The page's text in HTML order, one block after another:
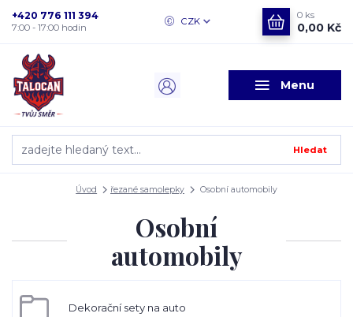
Menu
CZK
Hledat
+420 776 111 394
7:00 - 17:00 hodin
0 ks
0,00 Kč
Úvod řezané samolepky Osobní automobily
Osobní
automobily
Dekorační sety na auto